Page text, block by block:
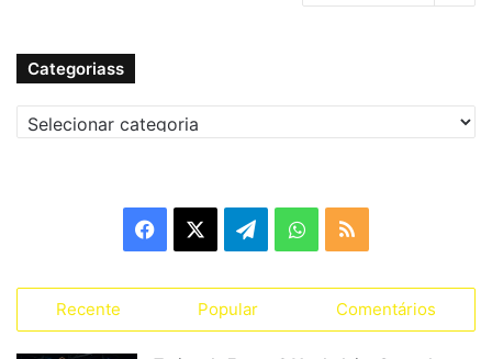
Categoriass
a
W
S
Recente Popular Comentários